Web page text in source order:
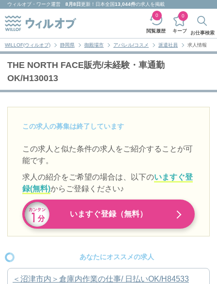
ウィルオブ・ワーク運営 8月8日更新！日本全国13,044件の求人を掲載
閲覧履歴
0
キープ
0
お仕事検索
WILLOF(ウィルオブ) 静岡県 御殿場市 アパレル/コスメ 派遣社員 求人情報
THE NORTH FACE販売/未経験・車通勤
OK/H130013
この求人の募集は終了しています
この求人と似た条件の求人をご紹介することが可
能です。
求人の紹介をご希望の場合は、以下のいますぐ登
録(無料)からご登録ください♪
いますぐ登録（無料）
あなたにオススメの求人
＜沼津市内＞倉庫内作業の仕事/ 日払いOK/H84533